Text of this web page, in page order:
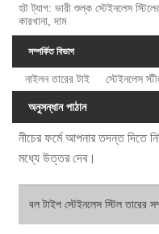
হট ট্যাগ: ভারী শুল্ক স্টেইনলেস
কারখানা, দাম
সম্পর্কিত বিভাগ
নাইলন তারের টাই স্টেইনলেস
অনুসন্ধান পাঠান
নীচের ফর্মে আপনার তদন্ত দিতে
মধ্যে উত্তর দেব।